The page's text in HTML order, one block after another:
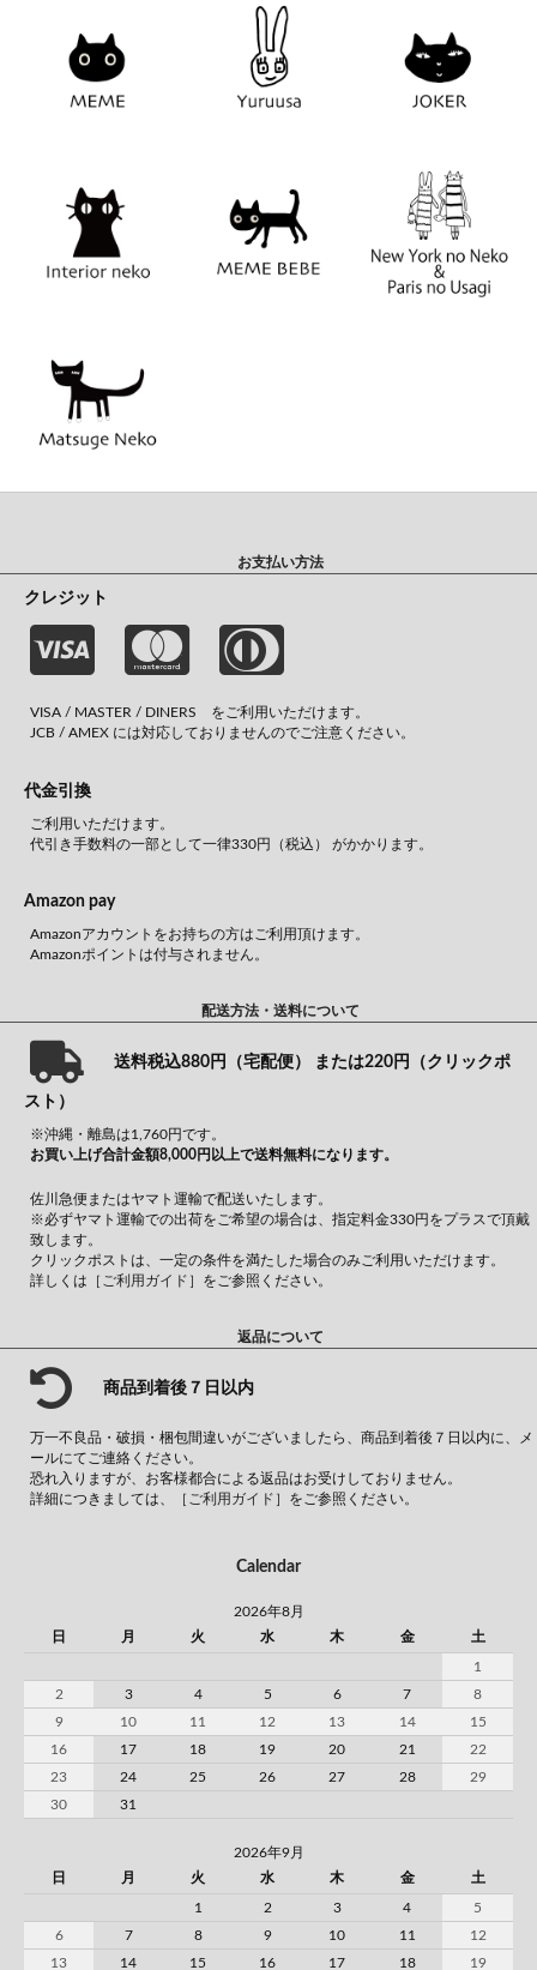
お支払い方法
クレジット
VISA / MASTER / DINERS をご利用いただけます。
JCB / AMEX には対応しておりませんのでご注意ください。
代金引換
ご利用いただけます。
代引き手数料の一部として一律330円（税込） がかかります。
Amazon pay
Amazonアカウントをお持ちの方はご利用頂けます。
Amazonポイントは付与されません。
配送方法・送料について
送料税込880円（宅配便） または220円（クリックポ
スト）
※沖縄・離島は1,760円です。
お買い上げ合計金額8,000円以上で送料無料になります。
佐川急便またはヤマト運輸で配送いたします。
※必ずヤマト運輸での出荷をご希望の場合は、指定料金330円をプラスで頂戴
致します。
クリックポストは、一定の条件を満たした場合のみご利用いただけます。
詳しくは ［ご利用ガイド］ をご参照ください。
返品について
商品到着後７日以内
万一不良品・破損・梱包間違いがございましたら、商品到着後７日以内に、メ
ールにてご連絡ください。
恐れ入りますが、お客様都合による返品はお受けしておりません。
詳細につきましては、
［ご利用ガイド］ をご参照ください。
Calendar
2026年8月
日
月 火 水 木 金 土
1
2
3 4 5 6 7
8
9
10 11 12 13 14
15
16
17 18 19 20 21
22
23
24 25 26 27 28
29
30
31
2026年9月
日
月 火 水 木 金 土
1 2 3 4
5
6
7 8 9 10 11
12
13
14 15 16 17 18 19